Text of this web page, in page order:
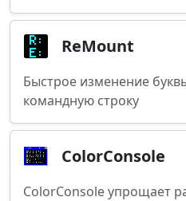
ReMount
Быстрое изменение
командную строку
ColorConsole
ColorConsole упрощает